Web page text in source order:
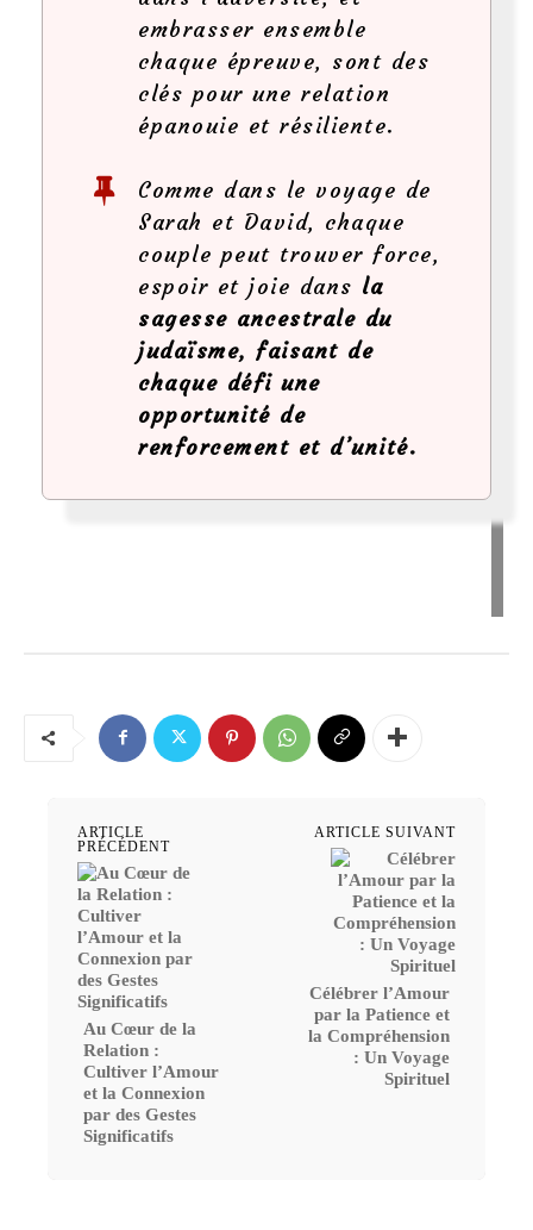
embrasser ensemble
chaque épreuve, sont des
clés pour une relation
épanouie et résiliente.
Comme dans le voyage de
Sarah et David, chaque
couple peut trouver force,
espoir et joie dans la
sagesse ancestrale du
judaïsme, faisant de
chaque défi une
opportunité de
renforcement et d’unité.
ARTICLE
PRÉCÉDENT
Au Cœur de la
Relation :
Cultiver l’Amour
et la Connexion
par des Gestes
Significatifs
ARTICLE SUIVANT
Célébrer l’Amour
par la Patience et
la Compréhension
: Un Voyage
Spirituel